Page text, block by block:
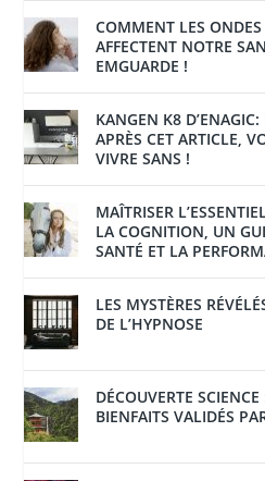
COMMENT LES ONDES
AFFECTENT NOTRE
EMGUARDE !
KANGEN K8
APRÈS CET ARTICLE,
VIVRE SANS !
MAÎTRISER
LA COGNITION, UN
SANTÉ ET LA
LES MYSTÈRES
DE L’HYPNOSE
DÉCOUVERTE
BIENFAITS VALIDÉS